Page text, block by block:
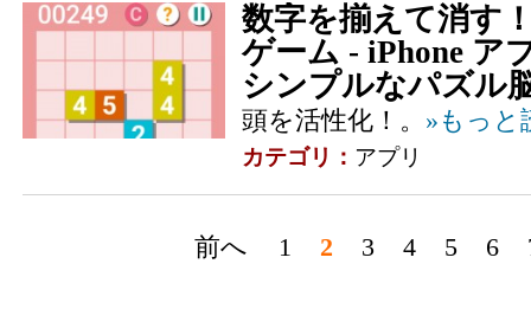
数字を揃えて消す
ゲーム - iPhone ア
シンプルなパズル
頭を活性化！。 »もっと
カテゴリ： アプリ
前へ 1 2 3 4 5 6